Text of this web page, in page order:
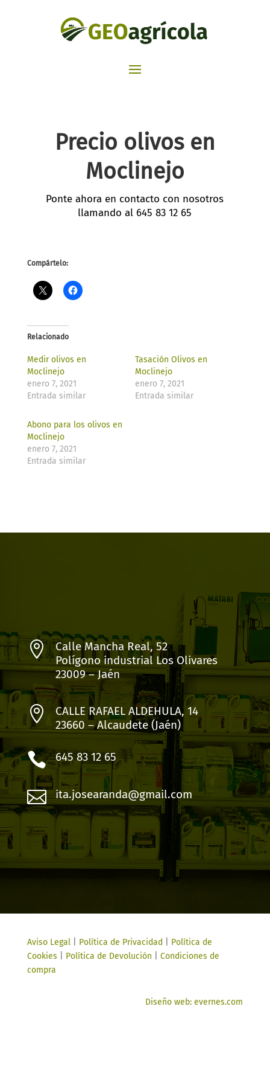
Precio olivos en
Moclinejo
Ponte ahora en contacto con nosotros
llamando al 645 83 12 65
Compártelo:
Relacionado
Medir olivos en
Moclinejo
enero 7, 2021
Entrada similar
Tasación Olivos en
Moclinejo
enero 7, 2021
Entrada similar
Abono para los olivos en
Moclinejo
enero 7, 2021
Entrada similar

Calle Mancha Real, 52
Polígono industrial Los Olivares
23009 – Jaén

CALLE RAFAEL ALDEHULA, 14
23660 – Alcaudete (Jaén)
 645 83 12 65
 ita.josearanda@gmail.com
Aviso Legal| Política de Privacidad
Política de
Cookies
Política de Devolución
Condiciones de
compra
Diseño web: evernes.com